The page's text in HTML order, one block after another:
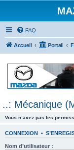
FAQ
Accueil Portail
..: Mécanique
Vous n’avez pas les
CONNEXION •
Nom d’utilisateur :